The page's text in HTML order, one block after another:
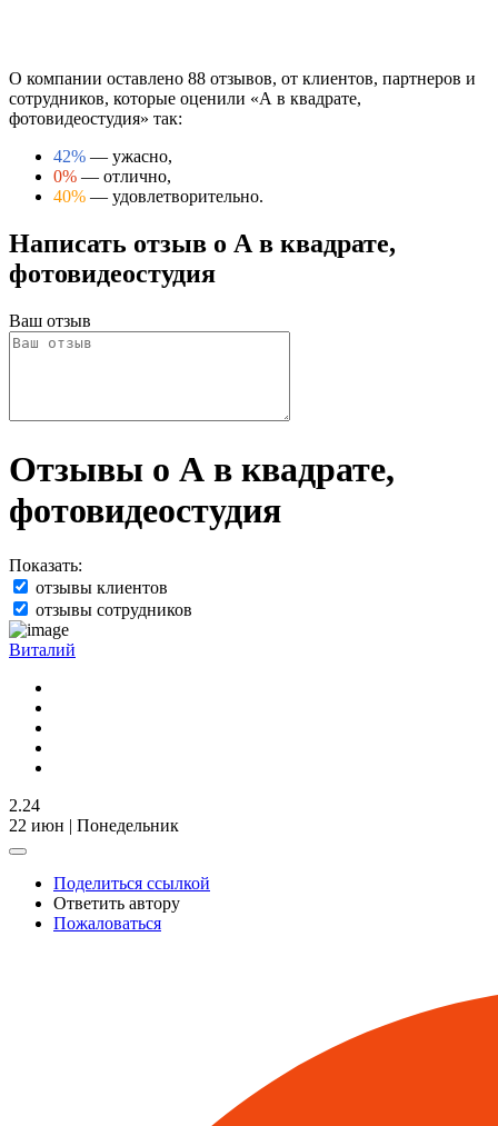
О компании оставлено 88 отзывов, от клиентов, партнеров и
сотрудников, которые оценили «А в квадрате,
фотовидеостудия» так:
42% — ужасно,
0% — отлично,
40% — удовлетворительно.
Написать отзыв о А в квадрате,
фотовидеостудия
Ваш отзыв
Отзывы о А в квадрате,
фотовидеостудия
Показать:
отзывы клиентов
отзывы сотрудников
Виталий
2.24
22 июн | Понедельник
Поделиться ссылкой
Ответить автору
Пожаловаться